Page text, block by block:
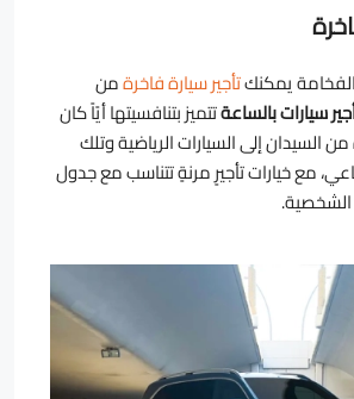
يمكنكتأجير سيارة فاخرةمن
سيارات بالساعةتتميز بتنافسيتها أيًاً كان
السيدان إلى السيارات الرياضية وتلك
مع خيارات تأجيرٍ مرنةٍ تتناسب مع جدول